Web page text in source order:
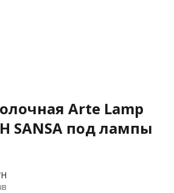
Arte Lamp
SANSA под лампы